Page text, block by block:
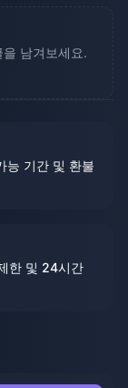
남겨보세요.
능 기간 및 환불
한 및 24시간